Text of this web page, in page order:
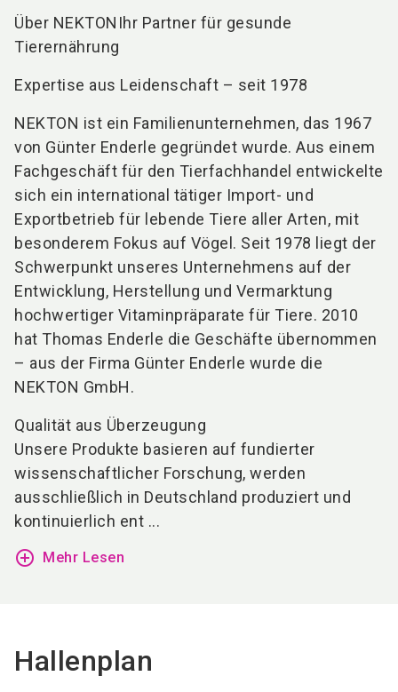
Über NEKTONIhr Partner für gesunde
Tierernährung
Expertise aus Leidenschaft – seit 1978
NEKTON ist ein Familienunternehmen, das 1967
von Günter Enderle gegründet wurde. Aus einem
Fachgeschäft für den Tierfachhandel entwickelte
sich ein international tätiger Import- und
Exportbetrieb für lebende Tiere aller Arten, mit
besonderem Fokus auf Vögel. Seit 1978 liegt der
Schwerpunkt unseres Unternehmens auf der
Entwicklung, Herstellung und Vermarktung
hochwertiger Vitaminpräparate für Tiere. 2010
hat Thomas Enderle die Geschäfte übernommen
– aus der Firma Günter Enderle wurde die
NEKTON GmbH.
Qualität aus Überzeugung
Unsere Produkte basieren auf fundierter
wissenschaftlicher Forschung, werden
ausschließlich in Deutschland produziert und
kontinuierlich ent ...
add_circle_outline Mehr Lesen
Hallenplan